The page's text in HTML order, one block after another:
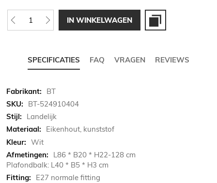
IN WINKELWAGEN
SPECIFICATIES FAQ VRAGEN REVIEWS
Meer
informatie
BT
BT-524910404
Landelijk
Eikenhout, kunststof
Wit
L86 * B20 * H22-128 cm
Plafondbalk: L40 * B5 * H3 cm
E27 normale fitting